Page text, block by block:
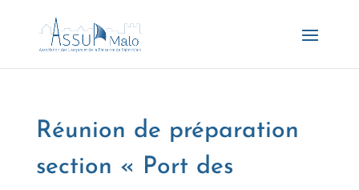
Réunion de préparation
section « Port des